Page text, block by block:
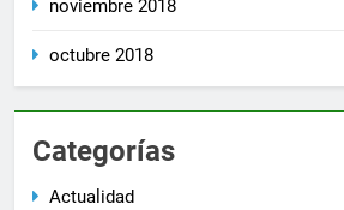
noviembre 2018
octubre 2018
Categorías
Actualidad